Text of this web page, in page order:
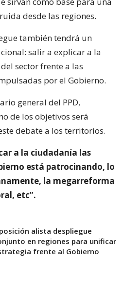
desde las regiones.
también tendrá un
salir a explicar a la
sector frente a las
por el Gobierno.
general del PPD,
de los objetivos será
debate a los territorios.
a la ciudadanía las
está patrocinando, lo
la megarreforma
etc”.
alista despliegue
en regiones para unificar
frente al Gobierno